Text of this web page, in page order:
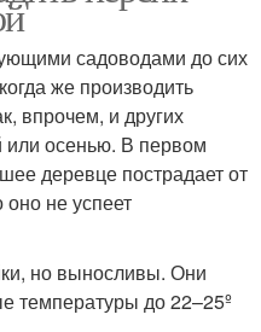
садоводами до сих
же производить
впрочем, и других
или осенью. В первом
деревце пострадает от
не успеет
но выносливы. Они
температуры до 22–25º